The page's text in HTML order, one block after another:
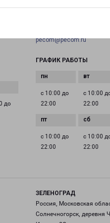
до
+7(495) 660-11-11
pecom@pecom.ru
ГРАФИК РАБОТЫ
с 10:00 до
22:00
с 10:00
22:00
с 10:00 до
22:00
с 10:00
22:00
ЗЕЛЕНОГРАД
Россия, Московская
Солнечногорск, деревня